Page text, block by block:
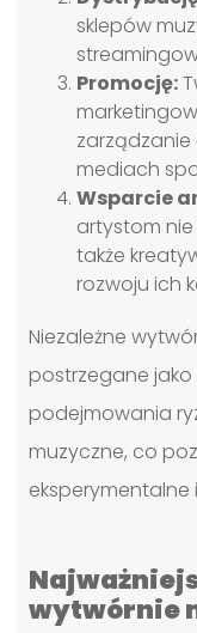
sklepów
Promocję:
mediach
Wsparcie
artystom
także
rozwoju ich
Niezależne
postrzegane
podejmowania
muzyczne, co
wytwórnie